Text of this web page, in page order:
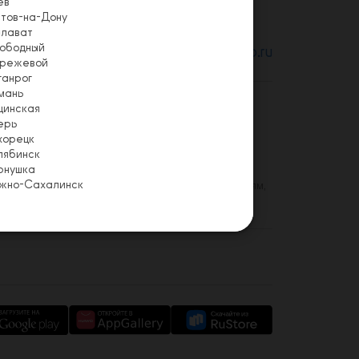
info@pizzapomodoro.ru
и СНГ. Сегодня в «ПОМОДОРО» работает
опыт, найти друзей и
на блюда итальянской и японской кухни
Компании, Девизе Компании и Золотом
ЗОЛОТОЕ ПРАВИЛО: Относитесь к гостям,
на-Дону
Сахалинск